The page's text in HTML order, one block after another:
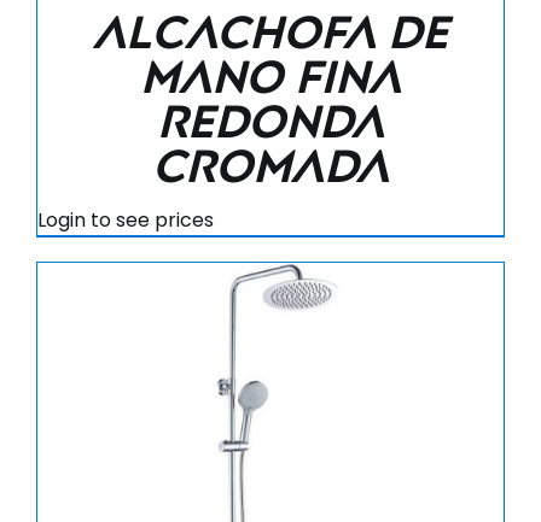
Alcachofa de
mano fina
redonda
cromada
Login to see prices